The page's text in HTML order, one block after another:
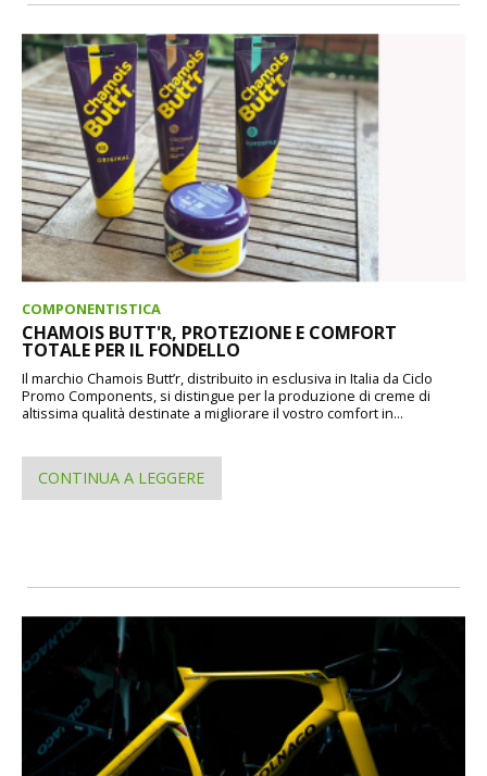
COMPONENTISTICA
CHAMOIS BUTT'R, PROTEZIONE E COMFORT
TOTALE PER IL FONDELLO
Il marchio Chamois Butt’r, distribuito in esclusiva in Italia da Ciclo
Promo Components, si distingue per la produzione di creme di
altissima qualità destinate a migliorare il vostro comfort in...
CONTINUA A LEGGERE